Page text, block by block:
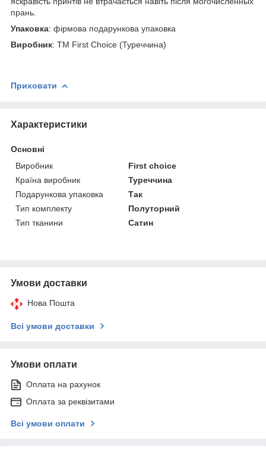
прань.
Упаковка: фірмова подарункова упаковка
Виробник: ТМ First Choice (Туреччина)
Приховати
Характеристики
Основні
Виробник
First choice
Країна виробник
Туреччина
Подарункова упаковка
Так
Тип комплекту
Полуторний
Тип тканини
Сатин
Умови доставки
Нова Пошта
Всі умови доставки
Умови оплати
Оплата на рахунок
Оплата за реквізитами
Всі умови оплати